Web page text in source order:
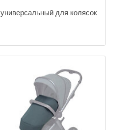
универсальный для колясок